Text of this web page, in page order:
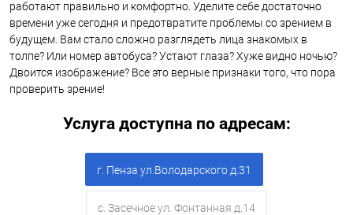
работают правильно и комфортно. Уделите себе достаточно
времени уже сегодня и предотвратите проблемы со зрением в
будущем. Вам стало сложно разглядеть лица знакомых в
толпе? Или номер автобуса? Устают глаза? Хуже видно ночью?
Двоится изображение? Все это верные признаки того, что пора
проверить зрение!
Услуга доступна по адресам:
г. Пенза ул.Володарского д.31
с. Засечное ул. Фонтанная д.14